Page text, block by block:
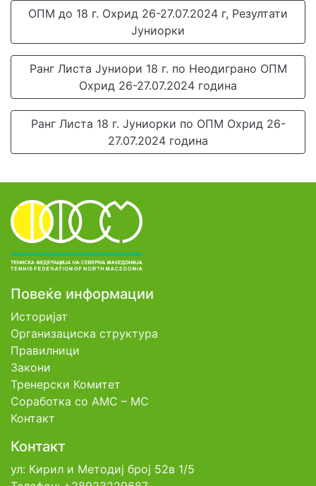
ОПМ до 18 г. Охрид 26-27.07.2024 г, Резултати
Јуниорки
Ранг Листа Јуниори 18 г. по Неодиграно ОПМ
Охрид 26-27.07.2024 година
Ранг Листа 18 г. Јуниорки по ОПМ Охрид 26-
27.07.2024 година
Повеќе информации
Историјат
Организациска структура
Правилници
Закони
Тренерски Комитет
Соработка со АМС – МС
Контакт
Контакт
ул: Кирил и Методиј број 52в 1/5